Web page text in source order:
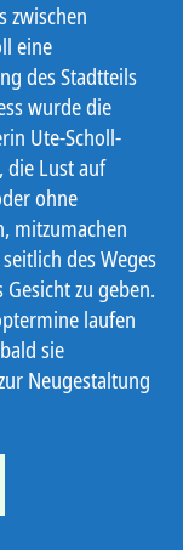
zwischen
eine
des Stadtteils
wurde die
Ute-Scholl-
die Lust auf
ohne
mitzumachen
des Weges
zu geben.
laufen
sie
Neugestaltung